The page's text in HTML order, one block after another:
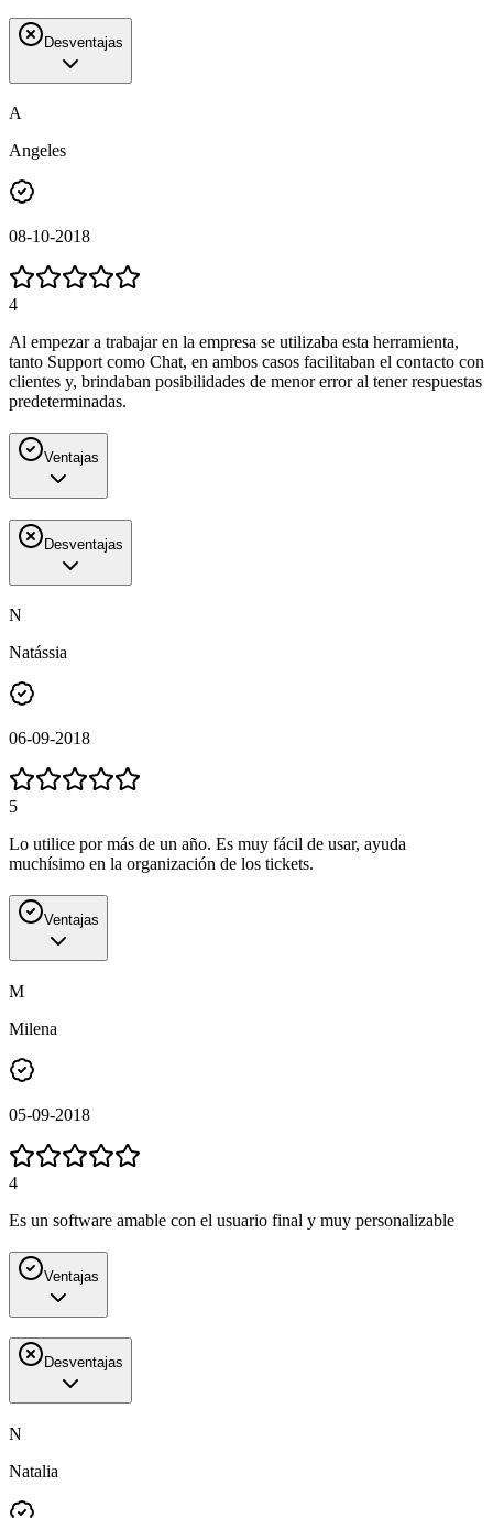
Desventajas
A
Angeles
08-10-2018
4
Al empezar a trabajar en la empresa se utilizaba esta herramienta,
tanto Support como Chat, en ambos casos facilitaban el contacto con
clientes y, brindaban posibilidades de menor error al tener respuestas
predeterminadas.
Ventajas
Desventajas
N
Natássia
06-09-2018
5
Lo utilice por más de un año. Es muy fácil de usar, ayuda
muchísimo en la organización de los tickets.
Ventajas
M
Milena
05-09-2018
4
Es un software amable con el usuario final y muy personalizable
Ventajas
Desventajas
N
Natalia